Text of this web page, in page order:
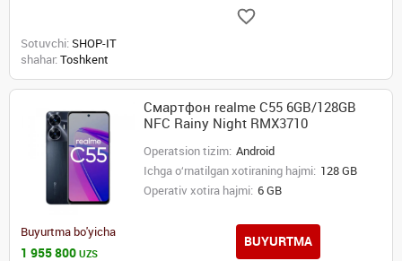
Sotuvchi: SHOP-IT
shahar: Toshkent
Смартфон realme C55 6GB/128GB
NFC Rainy Night RMX3710
Operatsion tizim: Android
Ichga o‘rnatilgan xotiraning hajmi: 128 GB
Operativ xotira hajmi: 6 GB
Buyurtma bo'yicha
1 955 800 UZS
BUYURTMA